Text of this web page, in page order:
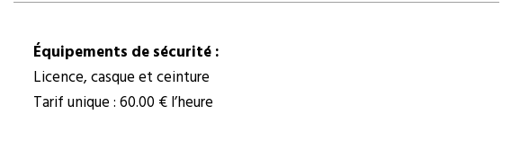
Équipements de sécurité :
Licence, casque et ceinture
Tarif unique : 60.00 € l’heure